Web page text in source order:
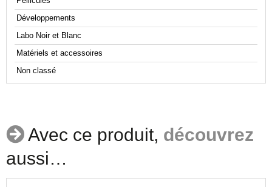
Développements
Labo Noir et Blanc
Matériels et accessoires
Non classé
Avec ce produit, découvrez
aussi…